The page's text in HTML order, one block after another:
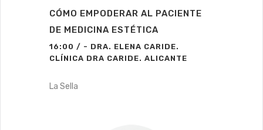
CÓMO EMPODERAR AL PACIENTE
DE MEDICINA ESTÉTICA
16:00 / - DRA. ELENA CARIDE.
CLÍNICA DRA CARIDE. ALICANTE
La Sella